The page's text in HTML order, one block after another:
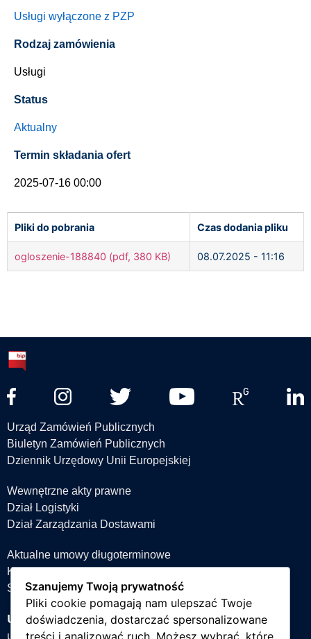
Usługi wyłączone z PZP
Rodzaj zamówienia
Usługi
Status
Aktualny
Termin składania ofert
2025-07-16 00:00
Pliki do pobrania Czas dodania pliku
ogloszenie-188840 (pdf, 380 KB) 08.07.2025 - 11:16
Urząd Zamówień Publicznych
Biuletyn Zamówień Publicznych
Dziennik Urzędowy Unii Europejskiej
Wewnętrzne akty prawne
Dział Logistyki
Dział Zarządzania Dostawami
Aktualne umowy długoterminowe
Książka teleadresowa
Strefa projektów
Uniwersytet Śląski w Katowicach
ul. Bankowa 12, 40-007 Katowice
Szanujemy Twoją prywatność
Pliki cookie pomagają nam ulepszać Twoje
doświadczenia, dostarczać spersonalizowane